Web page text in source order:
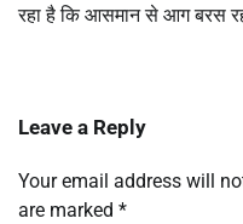
रहा है कि आसमान से आग बरस
Leave a Reply
Your email address will
are marked *